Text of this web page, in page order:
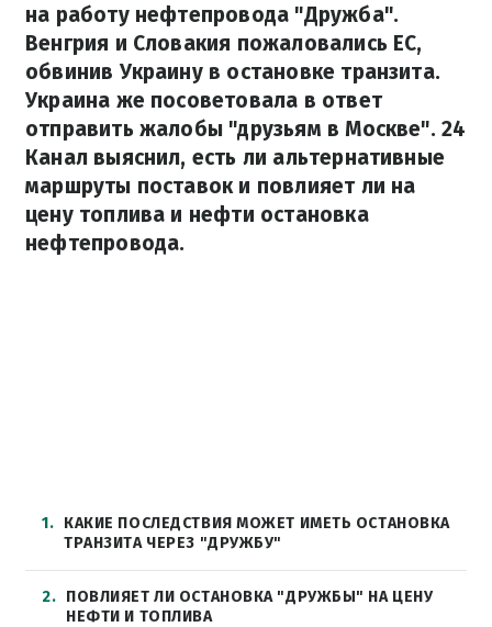
на работу нефтепровода "Дружба".
Венгрия и Словакия пожаловались ЕС,
обвинив Украину в остановке транзита.
Украина же посоветовала в ответ
отправить жалобы "друзьям в Москве". 24
Канал выяснил, есть ли альтернативные
маршруты поставок и повлияет ли на
цену топлива и нефти остановка
нефтепровода.
1
КАКИЕ ПОСЛЕДСТВИЯ МОЖЕТ ИМЕТЬ ОСТАНОВКА
ТРАНЗИТА ЧЕРЕЗ "ДРУЖБУ"
2
ПОВЛИЯЕТ ЛИ ОСТАНОВКА "ДРУЖБЫ" НА ЦЕНУ
НЕФТИ И ТОПЛИВА